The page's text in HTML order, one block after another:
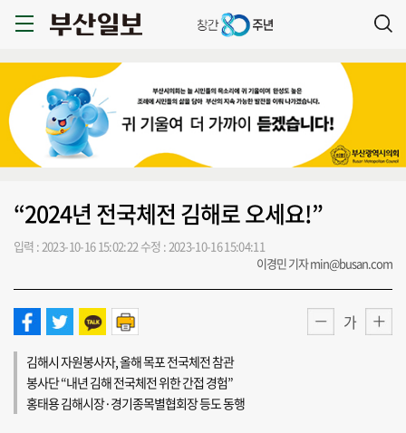
“2024년 전국체전 김해로 오세요!”
입력 : 2023-10-16 15:02:22 수정 : 2023-10-16 15:04:11
이경민 기자 min@busan.com
가
김해시 자원봉사자, 올해 목포 전국체전 참관
봉사단 “내년 김해 전국체전 위한 간접 경험”
홍태용 김해시장·경기종목별협회장 등도 동행